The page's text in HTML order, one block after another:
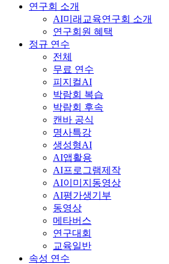
연구회 소개
AI미래교육연구회 소개
연구회원 혜택
정규 연수
전체
무료 연수
피지컬AI
박람회 복습
박람회 후속
캔바 공식
명사특강
생성형AI
AI앱활용
AI프로그램제작
AI이미지동영상
AI평가생기부
동영상
메타버스
연구대회
교육일반
속성 연수